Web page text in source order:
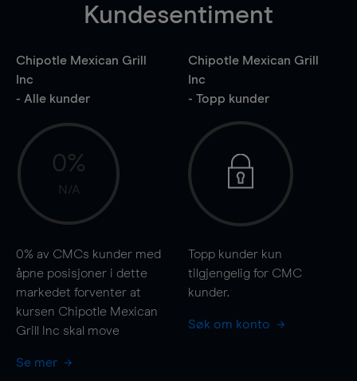
Kundesentiment
Chipotle Mexican Grill
Inc
- Alle kunder
0%
N/A
0% av CMCs kunder med
åpne posisjoner i dette
markedet forventer at
kursen Chipotle Mexican
Grill Inc skal move
Se mer
Chipotle Mexican Grill
Inc
- Topp kunder
Topp kunder kun
tilgjengelig for CMC
kunder.
Søk om konto